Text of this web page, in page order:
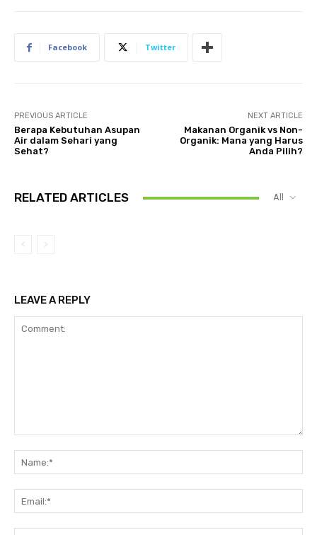
Facebook Twitter
PREVIOUS ARTICLE
Berapa Kebutuhan Asupan
Air dalam Sehari yang
Sehat?
NEXT ARTICLE
Makanan Organik vs Non-
Organik: Mana yang Harus
Anda Pilih?
RELATED ARTICLES All
LEAVE A REPLY